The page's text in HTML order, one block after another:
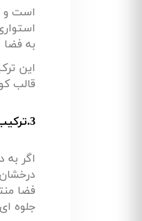
است و
به
این
قالب
3.ترکیب رنگ قرمز و کرم برای ایجاد جذابیت و شیکی
اگر
فضا
جلوه